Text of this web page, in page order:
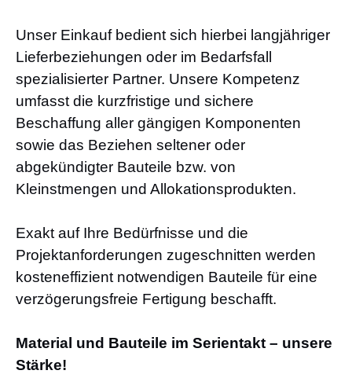
Unser Einkauf bedient sich hierbei langjähriger
Lieferbeziehungen oder im Bedarfsfall
spezialisierter Partner. Unsere Kompetenz
umfasst die kurzfristige und sichere
Beschaffung aller gängigen Komponenten
sowie das Beziehen seltener oder
abgekündigter Bauteile bzw. von
Kleinstmengen und Allokationsprodukten.
Exakt auf Ihre Bedürfnisse und die
Projektanforderungen zugeschnitten werden
kosteneffizient notwendigen Bauteile für eine
verzögerungsfreie Fertigung beschafft.
Material und Bauteile im Serientakt – unsere
Stärke!